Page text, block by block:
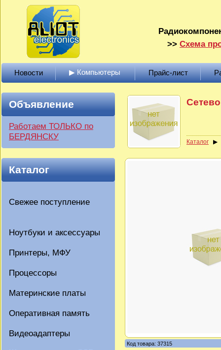
>> Схема
Новости ▶ Компьютеры Прайс-лист
Объявление
Работаем ТОЛЬКО по
БЕРДЯНСКУ
Каталог
Свежее поступление
Ноутбуки и аксессуары
Принтеры, МФУ
Процессоры
Материнские платы
Оперативная память
Видеоадаптеры
Каталог
Код товара: 37315